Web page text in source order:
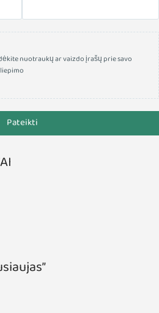
nuotraukų ar vaizdo įrašų prie savo
Pateikti